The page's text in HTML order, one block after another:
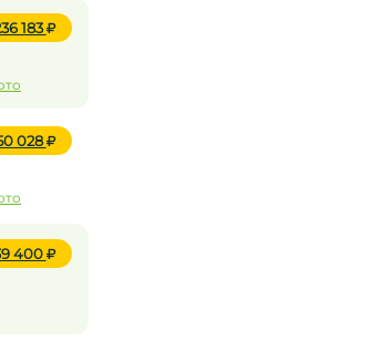
183
028
400